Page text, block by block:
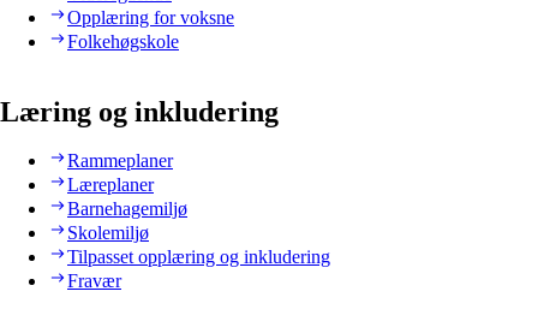
Opplæring for voksne
Folkehøgskole
Læring og inkludering
Rammeplaner
Læreplaner
Barnehagemiljø
Skolemiljø
Tilpasset opplæring og inkludering
Fravær